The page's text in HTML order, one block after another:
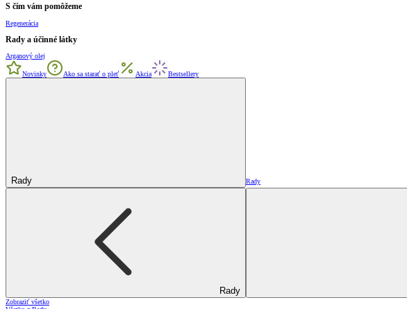
S čím vám pomôžeme
Regenerácia
Rady a účinné látky
Arganový olej
Novinky Ako sa starať o pleť Akcia Bestsellery
Rady Rady
Rady
Zobraziť všetko